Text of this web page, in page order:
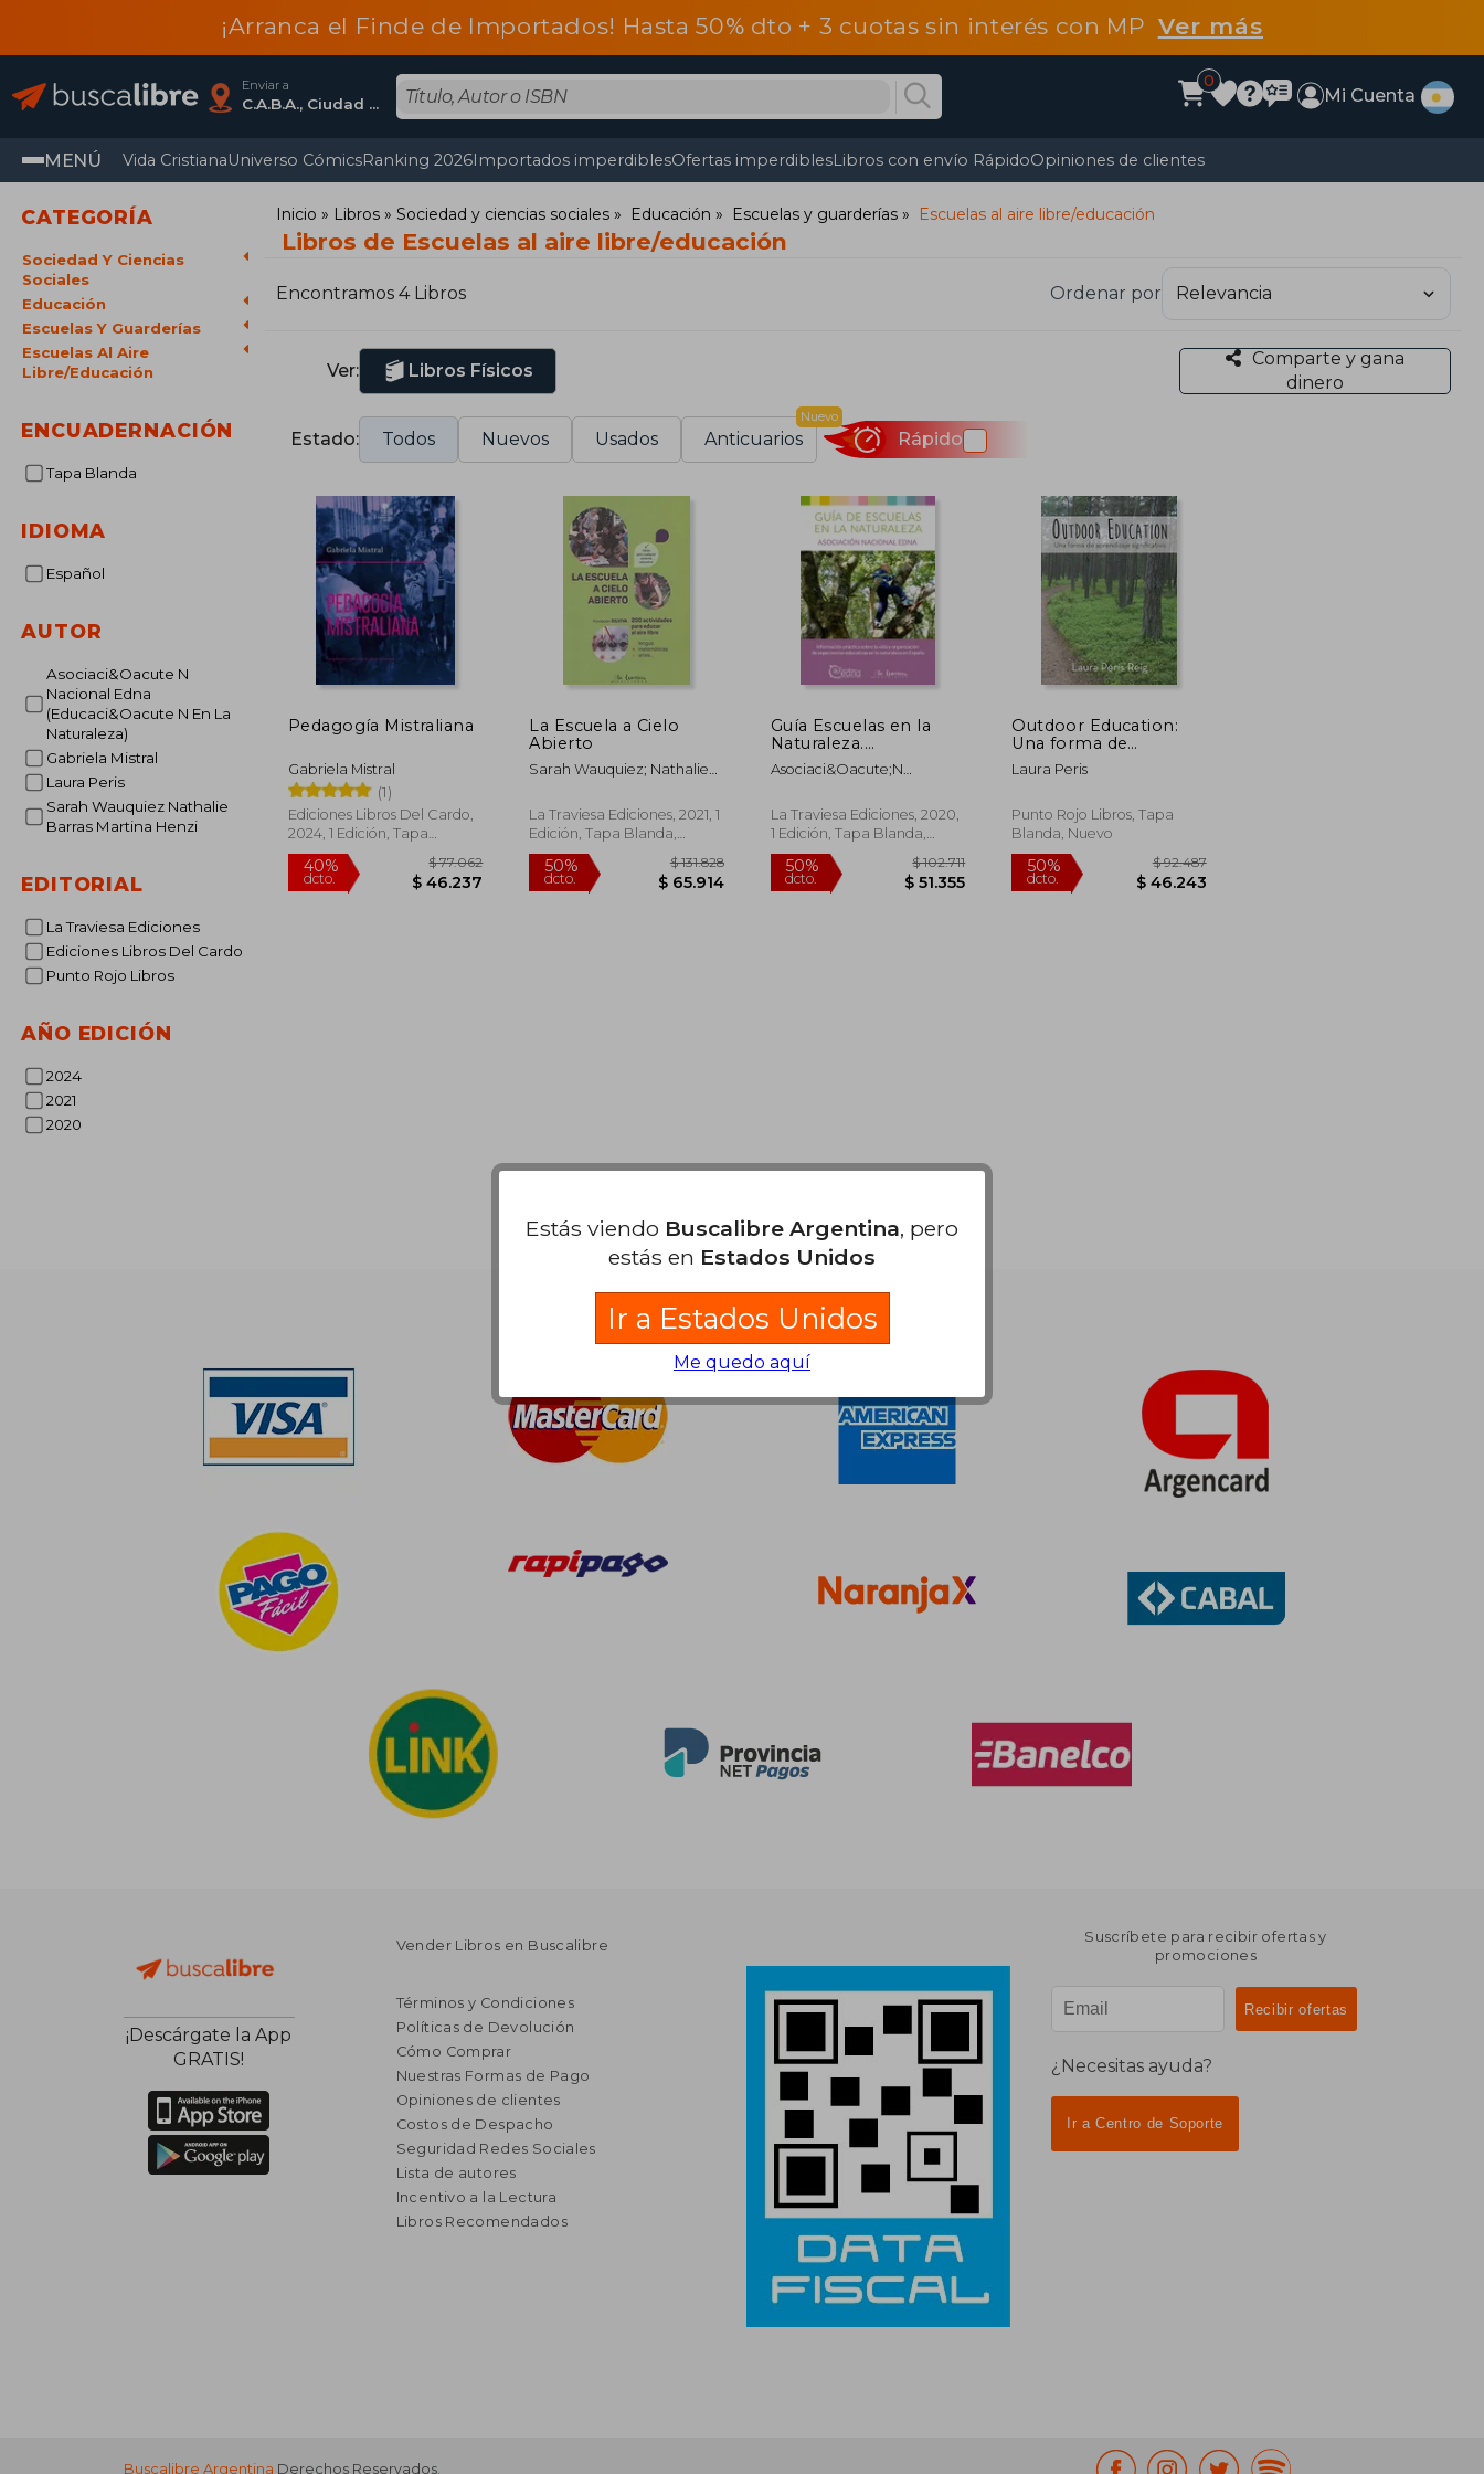
¡Arranca el Finde de Importados! Hasta 50% dto + 3 cuotas sin interés con MP Ver más
Enviar a
C.A.B.A., Ciudad Autónoma De Buenos Aires
0
Mi Cuenta
MENÚ Vida CristianaUniverso CómicsRanking 2026Importados imperdiblesOfertas imperdiblesLibros con envío RápidoOpiniones de clientes
CATEGORÍA
Sociedad Y Ciencias
Sociales
Educación
Escuelas Y Guarderías
Escuelas Al Aire
Libre/Educación
ENCUADERNACIÓN
Tapa Blanda
IDIOMA
Español
AUTOR
Asociaci&Oacute N
Nacional Edna
(Educaci&Oacute N En La
Naturaleza)
Gabriela Mistral
Laura Peris
Sarah Wauquiez Nathalie
Barras Martina Henzi
EDITORIAL
La Traviesa Ediciones
Ediciones Libros Del Cardo
Punto Rojo Libros
AÑO EDICIÓN
2024
2021
2020
Inicio Libros Sociedad y ciencias sociales Educación Escuelas y guarderías Escuelas al aire libre/educación
Libros de Escuelas al aire libre/educación
Encontramos 4 Libros Ordenar por
Ver: Libros Físicos
Comparte y gana
dinero
Estado: Todos Nuevos Usados Anticuarios
Nuevo
Rápido
Pedagogía Mistraliana
Gabriela Mistral
(1)
Ediciones Libros Del Cardo,
2024, 1 Edición, Tapa
Blanda, Nuevo
La Escuela a Cielo
Abierto
Sarah Wauquiez; Nathalie
La Traviesa Ediciones, 2021, 1
Edición, Tapa Blanda,
Nuevo
Guía Escuelas en la
Naturaleza.
Información Práctica
Sobre la Vida y
Experiencias
Educativas en la
Asociaci&Oacute;N
(Educaci&Oacute;N En La
Naturaleza)
La Traviesa Ediciones, 2020,
1 Edición, Tapa Blanda,
Nuevo
Outdoor Education:
Una forma de
aprendizaje
significativo (Spanish
Laura Peris
Punto Rojo Libros, Tapa
Blanda, Nuevo
Nuestras Formas de Pago
¡Descárgate la App
GRATIS!
Vender Libros en Buscalibre
Términos y Condiciones
Políticas de Devolución
Cómo Comprar
Nuestras Formas de Pago
Opiniones de clientes
Costos de Despacho
Seguridad Redes Sociales
Lista de autores
Incentivo a la Lectura
Libros Recomendados
Suscríbete para recibir ofertas y
promociones
¿Necesitas ayuda?
Ir a Centro de Soporte
Buscalibre Argentina Derechos Reservados.
Estás viendo Buscalibre Argentina, pero
estás en Estados Unidos
Ir a Estados Unidos
Me quedo aquí